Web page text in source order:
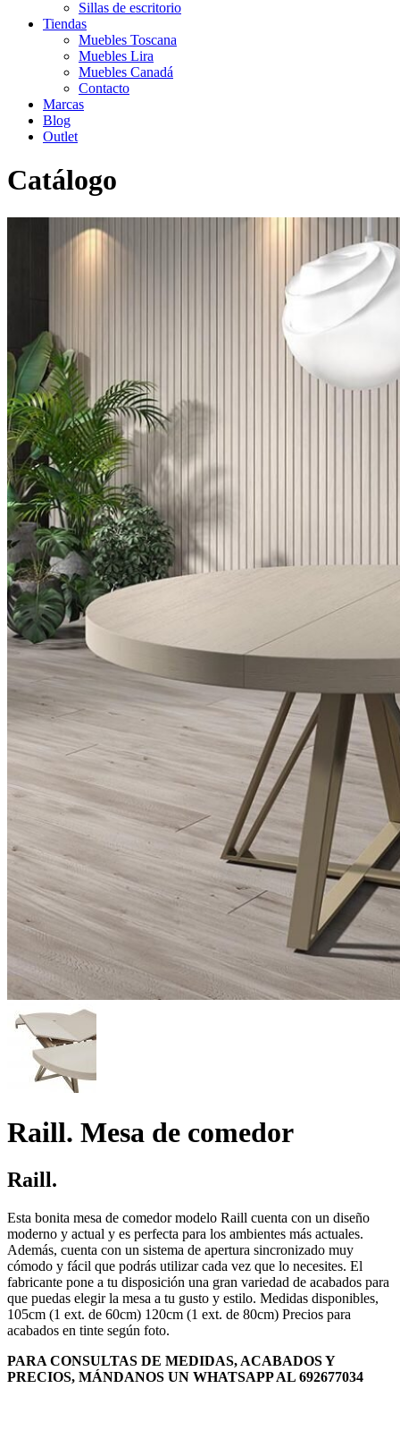
Sillas de escritorio
Tiendas
Muebles Toscana
Muebles Lira
Muebles Canadá
Contacto
Marcas
Blog
Outlet
Catálogo
Raill. Mesa de comedor
Raill. Mesa de comedor
Raill.
Esta bonita mesa de comedor modelo Raill cuenta con un diseño
moderno y actual y es perfecta para los ambientes más actuales.
Además, cuenta con un sistema de apertura sincronizado muy
cómodo y fácil que podrás utilizar cada vez que lo necesites. El
fabricante pone a tu disposición una gran variedad de acabados para
que puedas elegir la mesa a tu gusto y estilo. Medidas disponibles,
105cm (1 ext. de 60cm) 120cm (1 ext. de 80cm) Precios para
acabados en tinte según foto.
PARA CONSULTAS DE MEDIDAS, ACABADOS Y
PRECIOS, MÁNDANOS UN WHATSAPP AL 692677034